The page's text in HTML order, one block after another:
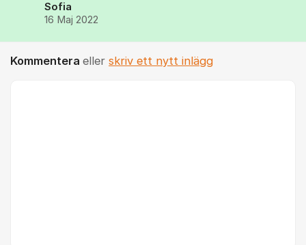
Sofia
16 Maj 2022
Kommentera eller skriv ett nytt inlägg